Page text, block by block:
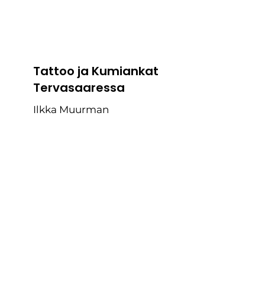
Tattoo ja Kumiankat
Tervasaaressa
Ilkka Muurman